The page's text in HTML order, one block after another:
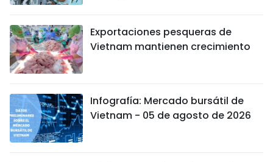
Exportaciones pesqueras de
Vietnam mantienen crecimiento
Infografía: Mercado bursátil de
Vietnam - 05 de agosto de 2026